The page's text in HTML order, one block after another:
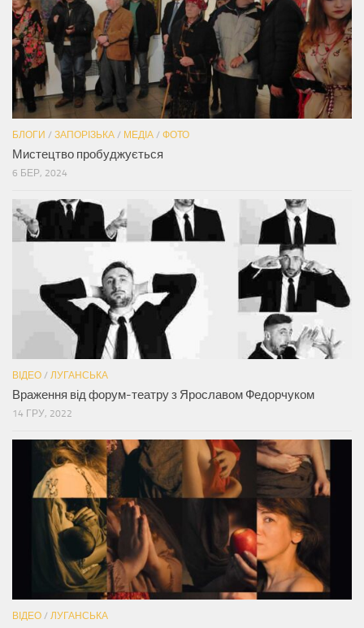
БЛОГИ / ЗАПОРІЗЬКА / МЕДІА / ФОТО
Мистецтво пробуджується
6 БЕР, 2024
ВІДЕО / ЛУГАНСЬКА
Враження від форум-театру з Ярославом Федорчуком
14 ГРУ, 2022
ВІДЕО / ЛУГАНСЬКА